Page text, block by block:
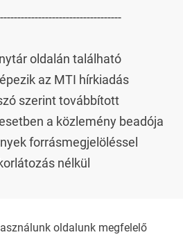
oldalunk megfelelő
oldalán található
az MTI hírkiadás
szerint továbbított
a közlemény beadója
forrásmegjelöléssel
nélkül
kapcsolatban további